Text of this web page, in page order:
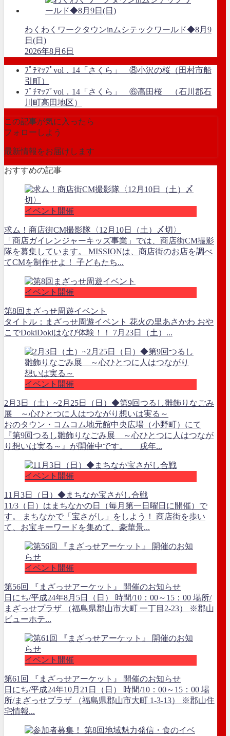
わくわくワークタウンinムシテックワールド◆8月9
日(日)
2026年8月6日
ﾌﾟﾁﾏｯﾌﾟvol．14「さくら」 ⑧小沢の桜（田村市船
引町）
ﾌﾟﾁﾏｯﾌﾟvol．14「さくら」 ⑥高田桜 （石川郡石
川町高田地区）
この記事が気に入ったら
フォローしよう
最新情報をお届けします
おすすめの記事
イベント開催
求ム！商店街CM撮影隊〈12月10日（土）〆切〉
「商店ガイレンジャーキッズ事業」では、商店街CM撮影
隊を募集しています。 MISSIONは、商店街のお店を調べ
てCMを制作せよ！ 子どもたち...
イベント開催
第8回まざっせ周遊イベント
タイトル：まざっせ周遊イベント 花火の里あさかわ おや
こでDokiDokiはなび体験！！ 7月23日（土）...
イベント開催
2月3日（土）~2月25日（日）◆第9回つるし雛飾りなごみ
展 ～心ひとつに人はつながり想いは実る～
おのタウン・コムコム地元館中央広場（小野町）にて
『第9回つるし雛飾りなごみ展 ～心ひとつに人はつなが
り想いは実る～』が開催中です。 戌年...
イベント開催
11月3日（日）◆まちなか宝さがし合戦
11/3（日）はまちなかの日（毎月第一日曜日に開催）で
す。 まちなかで「宝さがし」をしよう！ 商店街を歩い
て、お宝キーワードを集めて、豪華景...
イベント開催
第56回 『まざっせアーケット』 開催のお知らせ
日にち/平成24年8月5日（日） 時間/10：00～15：00 場所/
まざっせプラザ （福島県郡山市大町 一丁目2-23） ※郡山
ビューホテ...
イベント開催
第61回 『まざっせアーケット』 開催のお知らせ
日にち/平成24年10月21日（日） 時間/10：00～15：00 場
所/まざっせプラザ （福島県郡山市大町 1-3-13） ※郡山住
宅情報...